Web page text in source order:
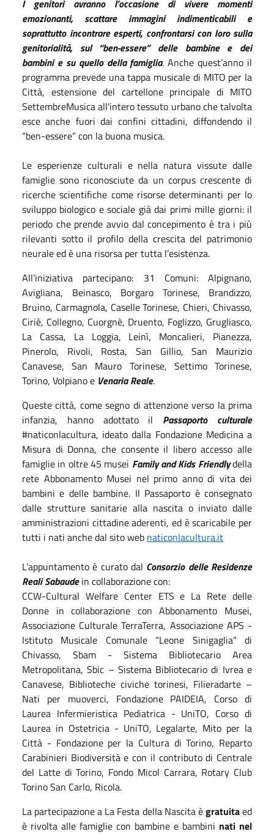
I genitori avranno l’occasione di vivere momenti
emozionanti, scattare immagini indimenticabili e
soprattutto incontrare esperti, confrontarsi con loro sulla
genitorialità, sul “ben-essere” delle bambine e dei
bambini e su quello della famiglia. Anche quest’anno il
programma prevede una tappa musicale di MITO per la
Città, estensione del cartellone principale di MITO
SettembreMusica all'intero tessuto urbano che talvolta
esce anche fuori dai confini cittadini, diffondendo il
“ben-essere” con la buona musica.
Le esperienze culturali e nella natura vissute dalle
famiglie sono riconosciute da un corpus crescente di
ricerche scientifiche come risorse determinanti per lo
sviluppo biologico e sociale già dai primi mille giorni: il
periodo che prende avvio dal concepimento è tra i più
rilevanti sotto il profilo della crescita del patrimonio
neurale ed è una risorsa per tutta l’esistenza.
All’iniziativa partecipano: 31 Comuni: Alpignano,
Avigliana, Beinasco, Borgaro Torinese, Brandizzo,
Bruino, Carmagnola, Caselle Torinese, Chieri, Chivasso,
Ciriè, Collegno, Cuorgnè, Druento, Foglizzo, Grugliasco,
La Cassa, La Loggia, Leinì, Moncalieri, Pianezza,
Pinerolo, Rivoli, Rosta, San Gillio, San Maurizio
Canavese, San Mauro Torinese, Settimo Torinese,
Torino, Volpiano e Venaria Reale.
Queste città, come segno di attenzione verso la prima
infanzia, hanno adottato il Passaporto culturale
#naticonlacultura, ideato dalla Fondazione Medicina a
Misura di Donna, che consente il libero accesso alle
famiglie in oltre 45 musei Family and Kids Friendlydella
rete Abbonamento Musei nel primo anno di vita dei
bambini e delle bambine. Il Passaporto è consegnato
dalle strutture sanitarie alla nascita o inviato dalle
amministrazioni cittadine aderenti, ed è scaricabile per
tutti i nati anche dal sito web naticonlacultura.it
L’appuntamento è curato dal Consorzio delle Residenze
Reali Sabaudein collaborazione con:
CCW-Cultural Welfare Center ETS e La Rete delle
Donne in collaborazione con Abbonamento Musei,
Associazione Culturale TerraTerra, Associazione APS -
Istituto Musicale Comunale “Leone Sinigaglia” di
Chivasso, Sbam - Sistema Bibliotecario Area
Metropolitana, Sbic – Sistema Bibliotecario di Ivrea e
Canavese, Biblioteche civiche torinesi, Filieradarte –
Nati per muoverci, Fondazione PAIDEIA, Corso di
Laurea Infermieristica Pediatrica - UniTO, Corso di
Laurea in Ostetricia - UniTO, Legalarte, Mito per la
Città - Fondazione per la Cultura di Torino, Reparto
Carabinieri Biodiversità e con il contributo di Centrale
del Latte di Torino, Fondo Micol Carrara, Rotary Club
Torino San Carlo, Ricola.
La partecipazione a La Festa della Nascita ègratuitaed
è rivolta alle famiglie con bambine e bambini nati nel